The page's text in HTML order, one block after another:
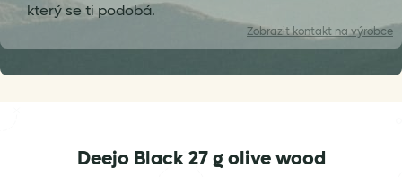
který se ti podobá.
Zobrazitkontakt na výrobce
Deejo Black 27 g olive wood